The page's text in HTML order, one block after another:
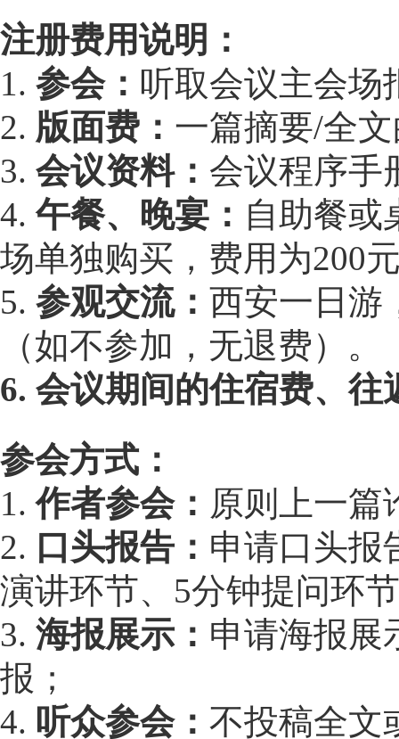
注册费用说明：
1. 参会： 听取会议主会场
2. 版面费： 一篇摘要/全
3. 会议资料： 会议程序手
4.午餐、晚宴： 自助餐或
场单独购买，费用为200
5. 参观交流： 西安一日游
（如不参加，无退费）。
6. 会议期间的住宿费、往
参会方式：
1.作者参会： 原则上一篇
2. 口头报告： 申请口头报
演讲环节、5分钟提问环
3. 海报展示： 申请海报展
报；
4. 听众参会： 不投稿全文